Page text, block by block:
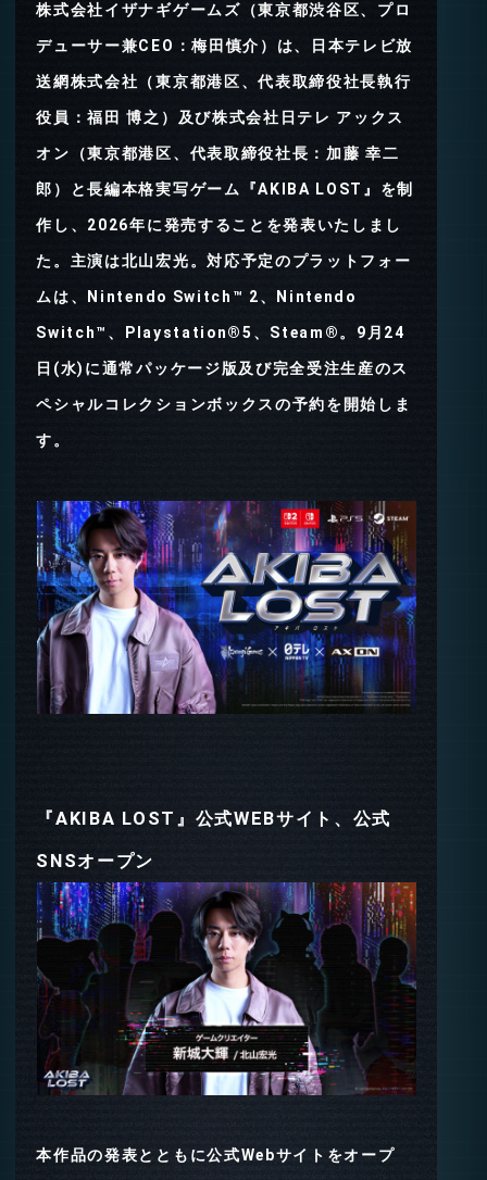
株式会社イザナギゲームズ（東京都渋谷区、プロ
デューサー兼CEO：梅田慎介）は、日本テレビ放
送網株式会社（東京都港区、代表取締役社長執行
役員：福田 博之）及び株式会社日テレ アックス
オン（東京都港区、代表取締役社長：加藤 幸二
郎）と長編本格実写ゲーム『AKIBA LOST』を制
作し、2026年に発売することを発表いたしまし
た。主演は北山宏光。対応予定のプラットフォー
ムは、Nintendo Switch™ 2、Nintendo
Switch™、Playstation®5、Steam®。9月24
日(水)に通常パッケージ版及び完全受注生産のス
ペシャルコレクションボックスの予約を開始しま
す。
『AKIBA LOST』公式WEBサイト、公式
SNSオープン
本作品の発表とともに公式Webサイトをオープ